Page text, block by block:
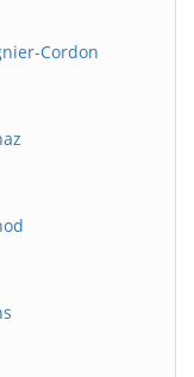
Cordon